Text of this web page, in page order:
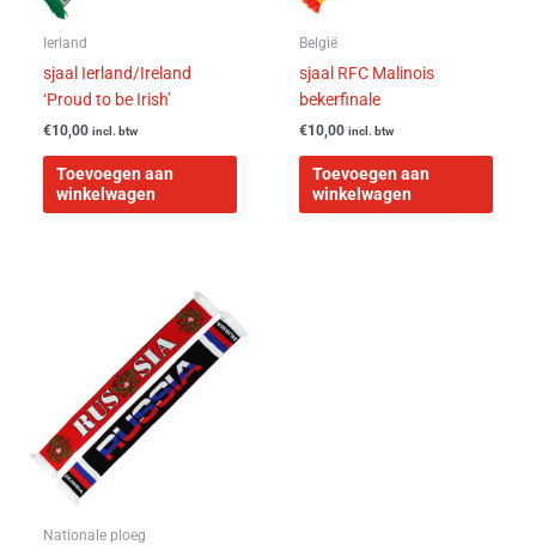
Ierland
sjaal Ierland/Ireland
‘Proud to be Irish’
€10,00 incl. btw
Toevoegen aan
winkelwagen
België
sjaal RFC Malinois
bekerfinale
€10,00 incl. btw
Toevoegen aan
winkelwagen
Nationale ploeg